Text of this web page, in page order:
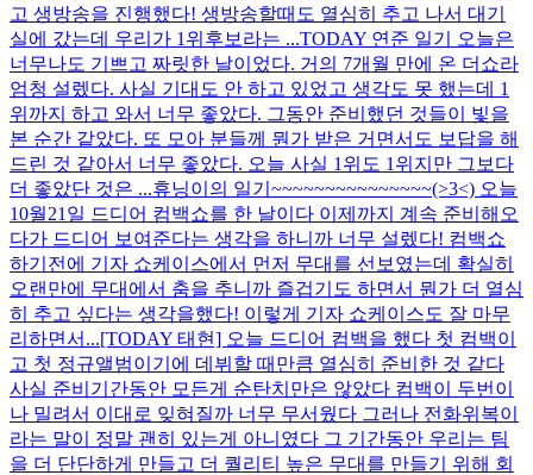
고 생방송을 진행했다! 생방송할때도 열심히 추고 나서 대기
실에 갔는데 우리가 1위후보라는 ...TODAY 연준 일기 오늘은
너무나도 기쁘고 짜릿한 날이었다. 거의 7개월 만에 온 더쇼라
엄청 설렜다. 사실 기대도 안 하고 있었고 생각도 못 했는데 1
위까지 하고 와서 너무 좋았다. 그동안 준비했던 것들이 빛을
본 순간 같았다. 또 모아 분들께 뭔가 받은 거면서도 보답을 해
드린 것 같아서 너무 좋았다. 오늘 사실 1위도 1위지만 그보다
더 좋았단 것은 ...휴닝이의 일기~~~~~~~~~~~~~~~(>3<) 오늘
10월21일 드디어 컴백쇼를 한 날이다 이제까지 계속 준비해오
다가 드디어 보여준다는 생각을 하니까 너무 설렜다! 컴백쇼
하기전에 기자 쇼케이스에서 먼저 무대를 선보였는데 확실히
오랜만에 무대에서 춤을 추니까 즐겁기도 하면서 뭔가 더 열심
히 추고 싶다는 생각을했다! 이렇게 기자 쇼케이스도 잘 마무
리하면서...[TODAY 태현] 오늘 드디어 컴백을 했다 첫 컴백이
고 첫 정규앨범이기에 데뷔할 때만큼 열심히 준비한 것 같다
사실 준비기간동안 모든게 순탄치만은 않았다 컴백이 두번이
나 밀려서 이대로 잊혀질까 너무 무서웠다 그러나 전화위복이
라는 말이 정말 괜히 있는게 아니였다 그 기간동안 우리는 팀
을 더 단단하게 만들고 더 퀄리티 높은 무대를 만들기 위해 회